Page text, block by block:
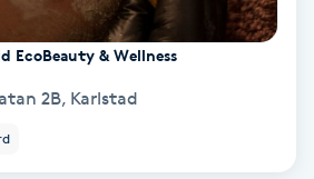
EcoBeauty & Wellness
2B, Karlstad